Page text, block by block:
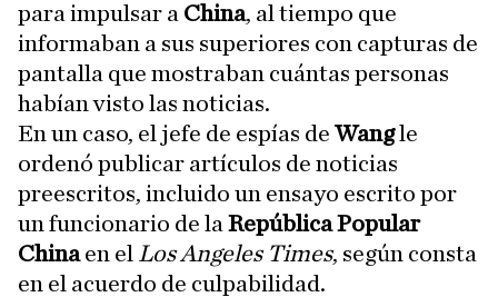
para impulsar a China, al tiempo que
informaban a sus superiores con capturas de
pantalla que mostraban cuántas personas
habían visto las noticias.
En un caso, el jefe de espías de Wangle
ordenó publicar artículos de noticias
preescritos, incluido un ensayo escrito por
un funcionario de la República Popular
Chinaen el Los Angeles Times, según consta
en el acuerdo de culpabilidad.